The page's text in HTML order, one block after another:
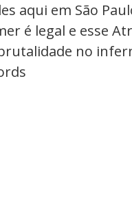
aqui em São
é legal e esse
no